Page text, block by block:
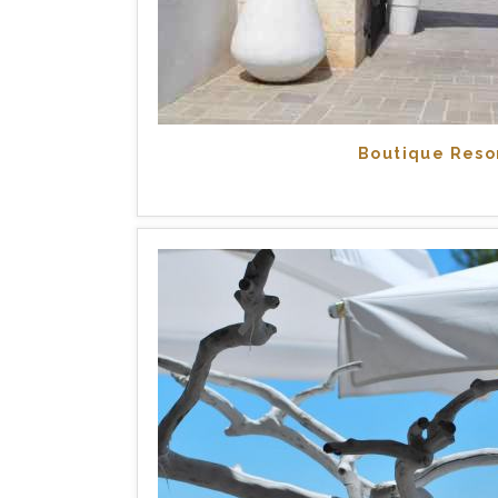
Boutique